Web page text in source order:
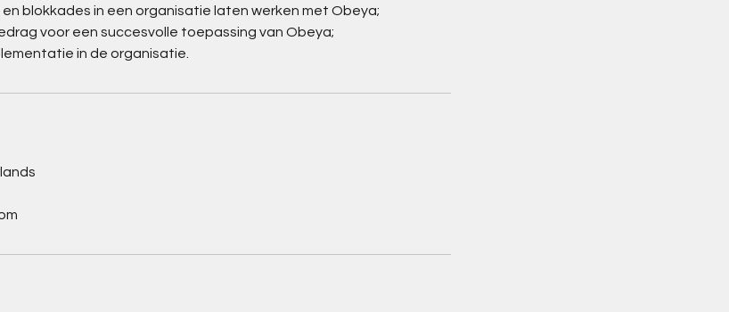
blokkades in een organisatie laten werken met Obeya;
voor een succesvolle toepassing van Obeya;
in de organisatie.